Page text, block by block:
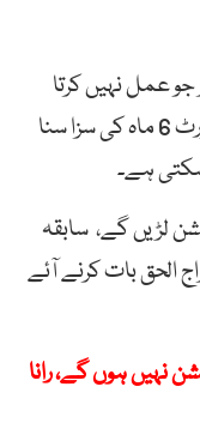
عمل نہیں کرتا
اس کے خلاف کارروائی ہو گی، سپریم کورٹ 6 ماہ کی سزا سنا
پی پی 25 سے الیکشن لڑیں گے، سابقہ
الحق بات کرنے آئے
14مئی کو الیکشن نہیں ہوں گے، رانا